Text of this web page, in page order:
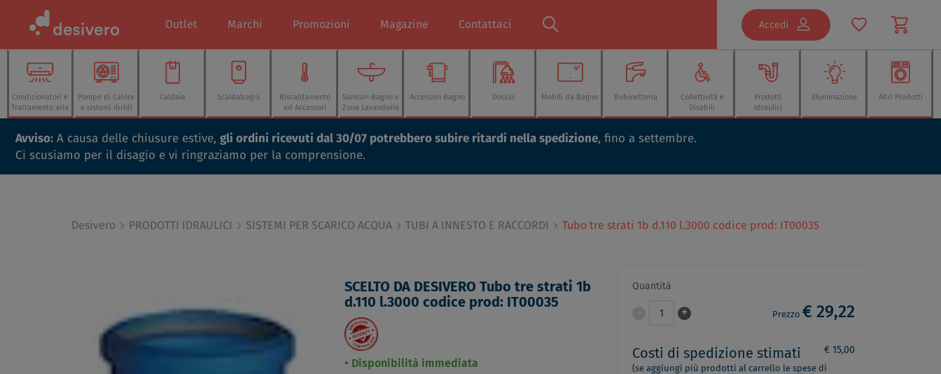
Outlet Marchi Promozioni Magazine Contattaci Accedi
Condizionatori e
Trattamento aria
Pompe di Calore
e sistemi ibridi
Caldaie Scaldabagni
Riscaldamento
ed Accessori
Sanitari Bagno e
Zona Lavanderia
Accessori Bagno Doccia Mobili da Bagno Rubinetteria
Collettività e
Disabili
Prodotti
Idraulici
Illuminazione Altri Prodotti
Avviso: A causa delle chiusure estive, gli ordini ricevuti dal 30/07 potrebbero subire ritardi nella spedizione, fino a settembre.
Ci scusiamo per il disagio e vi ringraziamo per la comprensione.
Desivero PRODOTTI IDRAULICI SISTEMI PER SCARICO ACQUA TUBI A INNESTO E RACCORDI Tubo tre strati 1b d.110 l.3000 codice prod: IT00035
SCELTO DA DESIVERO Tubo tre strati 1b
d.110 l.3000 codice prod: IT00035
Disponibilità immediata
Quantità
1 + Prezzo € 29,22
Costi di spedizione stimati € 15,00
(se aggiungi più prodotti al carrello le spese di